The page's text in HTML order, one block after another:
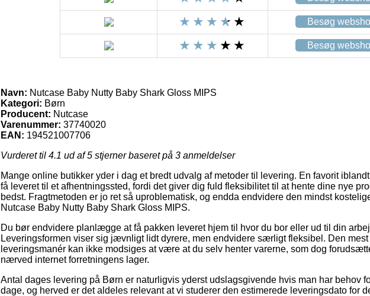
Besøg
Besøg
Navn: Nutcase Baby Nutty Baby Shark Gloss MIPS
Kategori: Børn
Producent: Nutcase
Varenummer: 37740020
EAN: 194521007706
Vurderet til 4.1 ud af 5 stjerner baseret på 3 anmeldelser
Mange online butikker yder i dag et bredt udvalg af metoder til levering. En favorit
få leveret til et afhentningssted, fordi det giver dig fuld fleksibilitet til at hente dine nye
bedst. Fragtmetoden er jo ret så uproblematisk, og endda endvidere den mindst
Nutcase Baby Nutty Baby Shark Gloss MIPS.
Du bør endvidere planlægge at få pakken leveret hjem til hvor du bor eller ud til din
Leveringsformen viser sig jævnligt lidt dyrere, men endvidere særligt fleksibel. Den
leveringsmanér kan ikke modsiges at være at du selv henter varerne, som dog
nærved internet forretningens lager.
Antal dages levering på Børn er naturligvis yderst udslagsgivende hvis man har behov
dage, og herved er det aldeles relevant at vi studerer den estimerede leveringsdato for